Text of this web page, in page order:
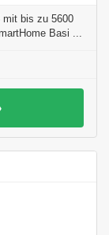
mit bis zu 5600
Basi ...